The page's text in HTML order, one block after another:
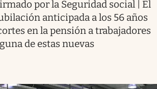
por la Seguridad social | El
anticipada a los 56 años
en la pensión a trabajadores
de estas nuevas